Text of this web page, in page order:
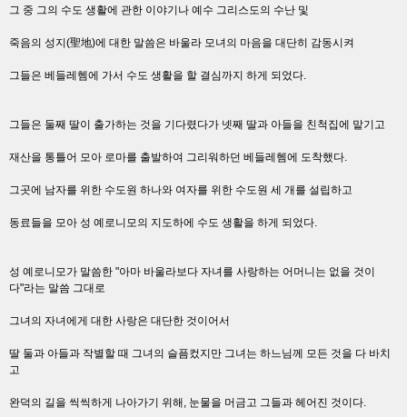
그 중 그의 수도 생활에 관한 이야기나 예수 그리스도의 수난 및
죽음의 성지(聖地)에 대한 말씀은 바울라 모녀의 마음을 대단히 감동시켜
그들은 베들레헴에 가서 수도 생활을 할 결심까지 하게 되었다.
그들은 둘째 딸이 출가하는 것을 기다렸다가 넷째 딸과 아들을 친척집에 맡기고
재산을 통틀어 모아 로마를 출발하여 그리워하던 베들레헴에 도착했다.
그곳에 남자를 위한 수도원 하나와 여자를 위한 수도원 세 개를 설립하고
동료들을 모아 성 예로니모의 지도하에 수도 생활을 하게 되었다.
성 예로니모가 말씀한 "아마 바울라보다 자녀를 사랑하는 어머니는 없을 것이
다"라는 말씀 그대로
그녀의 자녀에게 대한 사랑은 대단한 것이어서
딸 둘과 아들과 작별할 때 그녀의 슬픔컸지만 그녀는 하느님께 모든 것을 다 바치
고
완덕의 길을 씩씩하게 나아가기 위해, 눈물을 머금고 그들과 헤어진 것이다.